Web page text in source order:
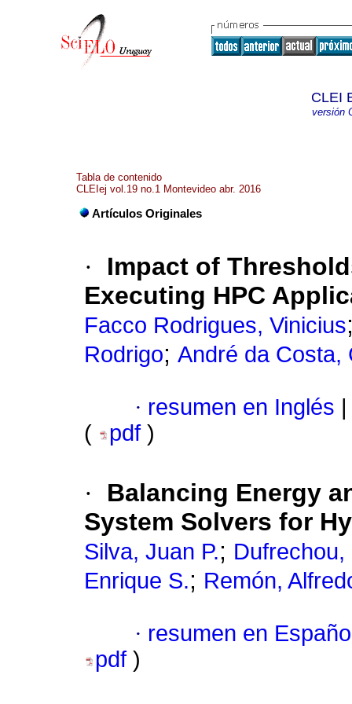
CLEI
versión
Tabla de contenido
CLEIej vol.19 no.1 Montevideo abr. 2016
Artículos Originales
·
Impact of
Executing HPC
Facco Rodrigues, Vinicius
Rodrigo; André da Costa,
· resumen en Inglés
(
pdf )
·
Balancing Energy
System Solvers for
Silva, Juan P.; Dufrechou,
Enrique S.; Remón,
· resumen en
pdf )